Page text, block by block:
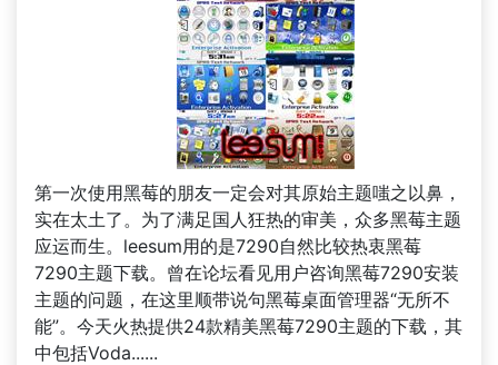
第一次使用黑莓的朋友一定会对其原始主题嗤之以鼻，
实在太土了。为了满足国人狂热的审美，众多黑莓主题
应运而生。leesum用的是7290自然比较热衷黑莓
7290主题下载。曾在论坛看见用户咨询黑莓7290安装
主题的问题，在这里顺带说句黑莓桌面管理器“无所不
能”。今天火热提供24款精美黑莓7290主题的下载，其
中包括Voda......